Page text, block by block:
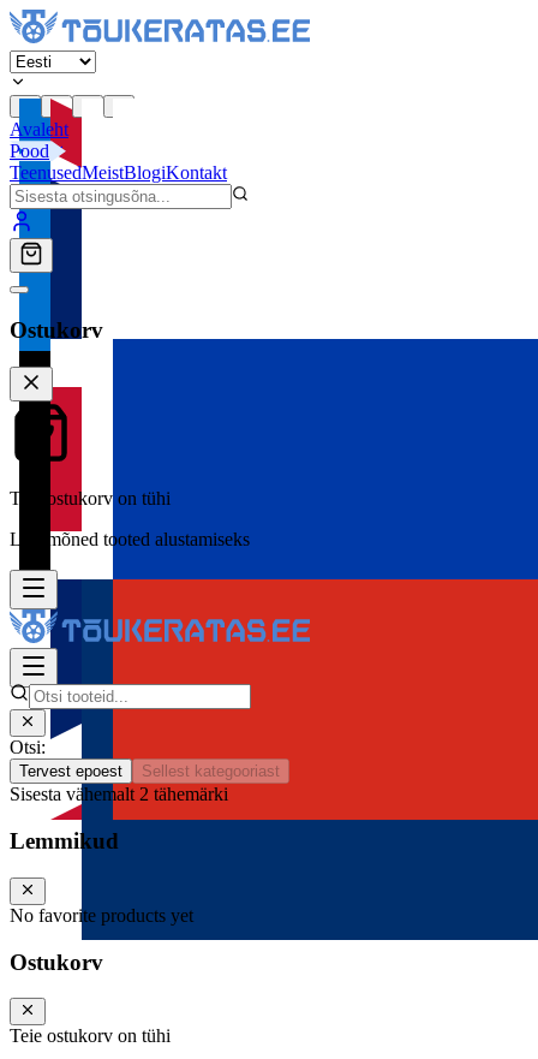
Avaleht
Pood
TeenusedMeistBlogiKontakt
Ostukorv
Teie ostukorv on tühi
Lisa mõned tooted alustamiseks
Otsi:
Tervest epoest Sellest kategooriast
Sisesta vähemalt 2 tähemärki
Lemmikud
No favorite products yet
Ostukorv
Teie ostukorv on tühi